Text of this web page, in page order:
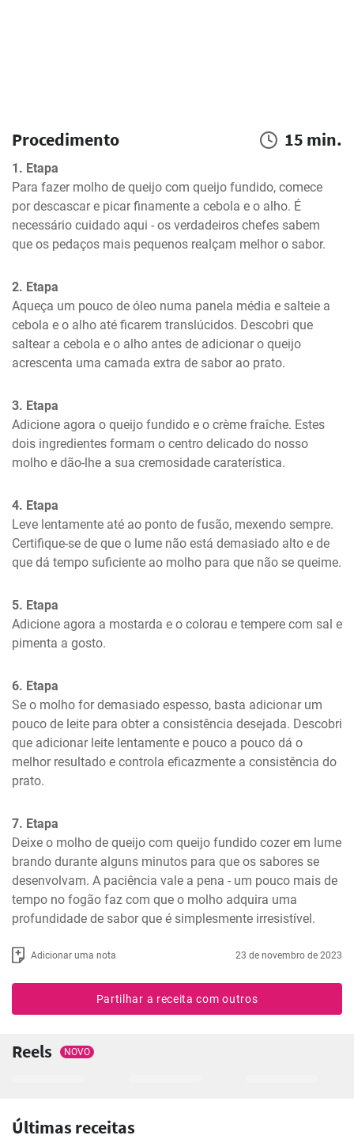
Procedimento 15 min.
1. Etapa
Para fazer molho de queijo com queijo fundido, comece
por descascar e picar finamente a cebola e o alho. É
necessário cuidado aqui - os verdadeiros chefes sabem
que os pedaços mais pequenos realçam melhor o sabor.
2. Etapa
Aqueça um pouco de óleo numa panela média e salteie a
cebola e o alho até ficarem translúcidos. Descobri que
saltear a cebola e o alho antes de adicionar o queijo
acrescenta uma camada extra de sabor ao prato.
3. Etapa
Adicione agora o queijo fundido e o crème fraîche. Estes
dois ingredientes formam o centro delicado do nosso
molho e dão-lhe a sua cremosidade caraterística.
4. Etapa
Leve lentamente até ao ponto de fusão, mexendo sempre.
Certifique-se de que o lume não está demasiado alto e de
que dá tempo suficiente ao molho para que não se queime.
5. Etapa
Adicione agora a mostarda e o colorau e tempere com sal e
pimenta a gosto.
6. Etapa
Se o molho for demasiado espesso, basta adicionar um
pouco de leite para obter a consistência desejada. Descobri
que adicionar leite lentamente e pouco a pouco dá o
melhor resultado e controla eficazmente a consistência do
prato.
7. Etapa
Deixe o molho de queijo com queijo fundido cozer em lume
brando durante alguns minutos para que os sabores se
desenvolvam. A paciência vale a pena - um pouco mais de
tempo no fogão faz com que o molho adquira uma
profundidade de sabor que é simplesmente irresistível.
Adicionar uma nota 23 de novembro de 2023
Partilhar a receita com outros
Reels NOVO
Últimas receitas